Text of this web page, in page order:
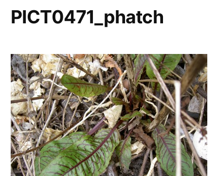
PICT0471_phatch